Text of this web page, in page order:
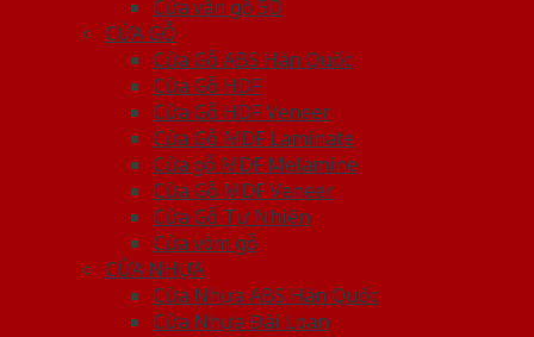
Cửa vân gỗ 5D
CỬA GỖ
Cửa Gỗ ABS Hàn Quốc
Cửa Gỗ HDF
Cửa Gỗ HDF Veneer
Cửa Gỗ MDF Laminate
Cửa gỗ MDF Melamine
Cửa Gỗ MDF Veneer
Cửa Gỗ Tự Nhiên
Cửa vòm gỗ
CỬA NHỰA
Cửa Nhựa ABS Hàn Quốc
Cửa Nhựa Đài Loan